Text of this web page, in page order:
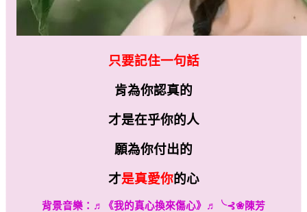
只要記住一句話
肯為你認真的
才是在乎你的人
願為你付出的
才是真愛你的心
背景音樂： ♬ 《我的真心換來傷心》 ♬ ╰⊰❀陳芳